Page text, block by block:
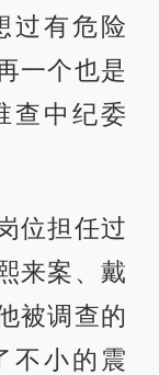
过有危险
一个也是
查中纪委
位担任过
来案、戴
被调查的
不小的震